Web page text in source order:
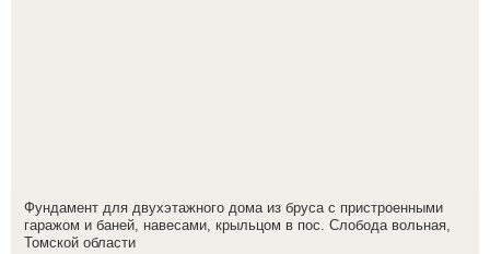
Фундамент для двухэтажного дома из бруса с пристроенными
гаражом и баней, навесами, крыльцом в пос. Слобода вольная,
Томской области